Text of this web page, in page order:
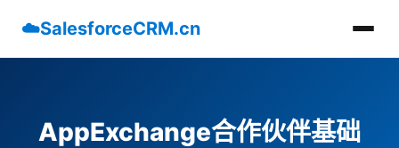
☁️SalesforceCRM.cn
AppExchange合作伙伴基础